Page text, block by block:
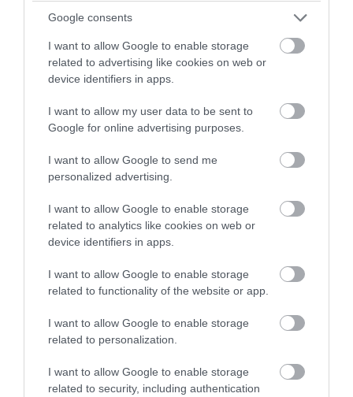
Google consents
I want to allow Google to enable storage
related to advertising like cookies on web or
device identifiers in apps.
I want to allow my user data to be sent to
Google for online advertising purposes.
I want to allow Google to send me
personalized advertising.
I want to allow Google to enable storage
related to analytics like cookies on web or
device identifiers in apps.
I want to allow Google to enable storage
related to functionality of the website or app.
I want to allow Google to enable storage
related to personalization.
I want to allow Google to enable storage
related to security, including authentication
PRONEWS.GR /ΕΣΩΤΕΡΙΚΗ ΑΣΦΑΛΕΙΑ
Πόρτο Γερμενό: Σκύλος γύρισε σοβαρά
τραυματισμένος στο σπίτι που τον
φρόντιζαν μία εβδομάδα μετά τη φωτιά
(φώτο)